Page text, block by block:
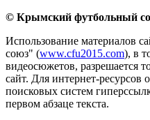
© Крымский футбольный
Использование материалов
союз" (www.cfu2015.com), в
видеосюжетов, разрешается
сайт. Для интернет-ресурсов
поисковых систем
первом абзаце текста.